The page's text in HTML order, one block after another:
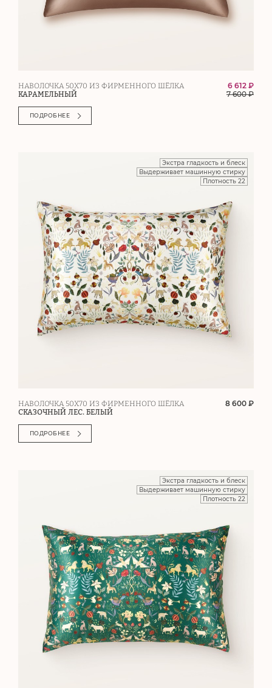
НАВОЛОЧКА 50Х70 ИЗ ФИРМЕННОГО ШЁЛКА
КАРАМЕЛЬНЫЙ
6 612 ₽
7 600₽
ПОДРОБНЕЕ
Экстра гладкость и блеск
Выдерживает машинную стирку
Плотность 22
НАВОЛОЧКА 50Х70 ИЗ ФИРМЕННОГО ШЁЛКА
СКАЗОЧНЫЙ ЛЕС. БЕЛЫЙ
8 600 ₽
ПОДРОБНЕЕ
Экстра гладкость и блеск
Выдерживает машинную стирку
Плотность 22